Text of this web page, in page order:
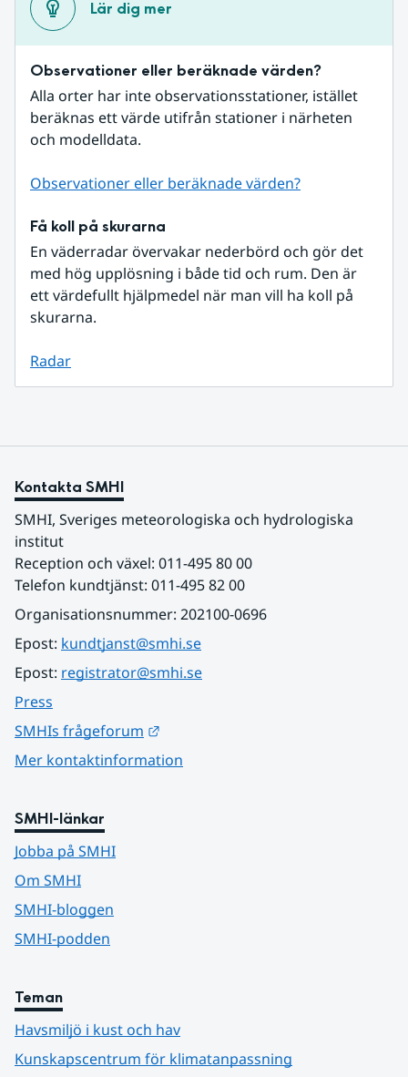
Lär dig mer
Observationer eller beräknade värden?
Alla orter har inte observationsstationer, istället
beräknas ett värde utifrån stationer i närheten
och modelldata.
Observationer eller beräknade värden?
Få koll på skurarna
En väderradar övervakar nederbörd och gör det
med hög upplösning i både tid och rum. Den är
ett värdefullt hjälpmedel när man vill ha koll på
skurarna.
Radar
Kontakta SMHI
SMHI, Sveriges meteorologiska och hydrologiska
institut
Reception och växel: 011-495 80 00
Telefon kundtjänst: 011-495 82 00
Organisationsnummer: 202100-0696
Epost: kundtjanst@smhi.se
Epost: registrator@smhi.se
Press
SMHIs frågeforum
Mer kontaktinformation
SMHI-länkar
Jobba på SMHI
Om SMHI
SMHI-bloggen
SMHI-podden
Teman
Havsmiljö i kust och hav
Kunskapscentrum för klimatanpassning